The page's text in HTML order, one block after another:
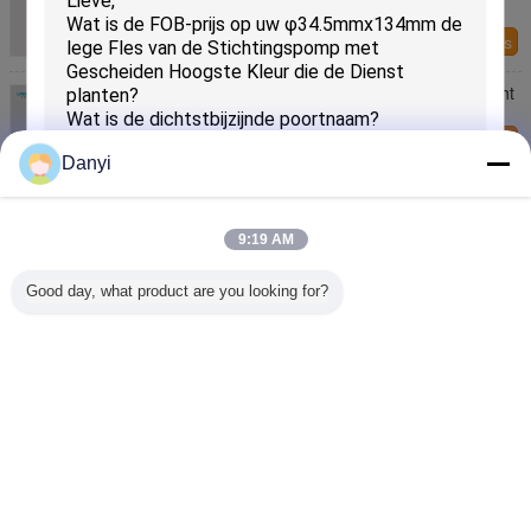
Lotion, Druk de Zonder lucht van de Serumfles
Contacteer ons
San ALS Materiële 30ml-Aluminiumfles Zonder lucht
voor maakt CC/BB/DD-omhoog Room
Eindigt het cilinder Gevormde Aluminium van 30ml
4 oz-het Platerendecoratie Zonder lucht van de
Aluminiumfles voor Cosmeceutical-Vloeistof
Danyi
9:19 AM
Good day, what product are you looking for?